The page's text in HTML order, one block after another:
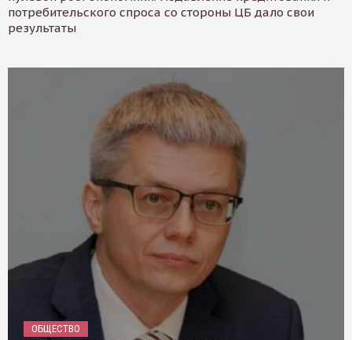
потребительского спроса со стороны ЦБ дало свои
результаты
ОБЩЕСТВО